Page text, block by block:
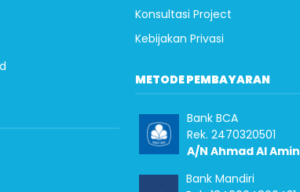
Konsultasi Project
Kebijakan Privasi
METODE PEMBAYARAN
Bank BCA
Rek. 2470320501
A/N Ahmad Al Amin
Bank Mandiri